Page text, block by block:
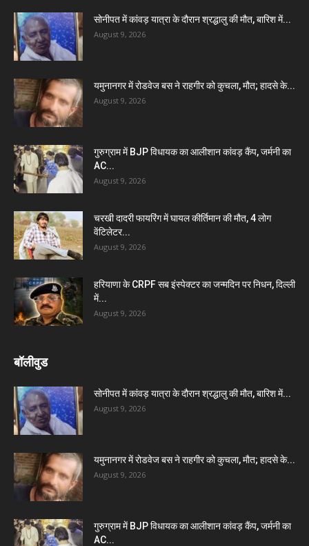
सोनीपत में कांवड़ यात्रा के दौरान श्रद्धालु की मौत, बारिश में...
August 9, 2026
यमुनानगर में रोडवेज बस ने राहगीर को कुचला, मौत; हादसे के...
August 9, 2026
गुरुग्राम में BJP विधायक का आलीशान कांवड़ कैंप, जर्मनी का
AC...
August 9, 2026
चरखी दादरी फायरिंग में घायल कीर्तिमान की मौत, 4 लोग
वेंटिलेटर...
August 9, 2026
हरियाणा के CRPF सब इंस्पेक्टर का जन्मदिन पर निधन, दिल्ली
में...
August 9, 2026
बॉलीवुड
सोनीपत में कांवड़ यात्रा के दौरान श्रद्धालु की मौत, बारिश में...
August 9, 2026
यमुनानगर में रोडवेज बस ने राहगीर को कुचला, मौत; हादसे के...
August 9, 2026
गुरुग्राम में BJP विधायक का आलीशान कांवड़ कैंप, जर्मनी का
AC...